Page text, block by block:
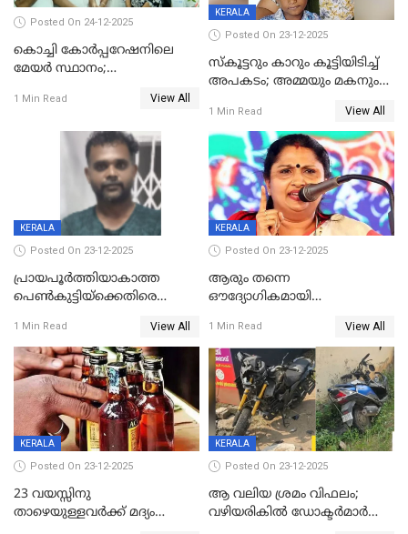
Posted On 24-12-2025
കൊച്ചി കോര്‍പ്പറേഷനിലെ
മേയര്‍ സ്ഥാനം;
രൂക്ഷം
1 Min Read View All
KERALA
Posted On 23-12-2025
സ്കൂട്ടറും കാറും കൂട്ടിയിടിച്ച്
അപകടം; അമ്മയും മകനും
ഗുരുതരാവസ്ഥയിൽ
1 Min Read View All
KERALA
Posted On 23-12-2025
പ്രായപൂർത്തിയാകാത്ത
പെൺകുട്ടിയ്ക്കെതിരെ
59 വർഷം തടവും 90,൦൦൦ രൂപ
പിഴയും ശിക്ഷ
1 Min Read View All
KERALA
Posted On 23-12-2025
ആരും തന്നെ
ഔദ്യോഗികമായി
കണ്ടെത്താൻ ഇന്ന് കോർ
കമ്മിറ്റി കൂടിയില്ല';
അതൃപ്തിയുമായി ദീപ്തി മേരി
വർഗീസ്
1 Min Read View All
KERALA
Posted On 23-12-2025
23 വയസ്സിനു
താഴെയുള്ളവർക്ക് മദ്യം
KERALA
Posted On 23-12-2025
ആ വലിയ ശ്രമം വിഫലം;
വഴിയരികില്‍ ‌ഡോക്ടര്‍മാര്‍